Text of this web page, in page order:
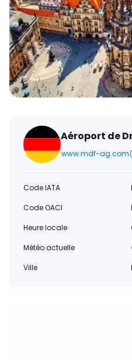
Aéroport de
www.mdf-ag.com
Code IATA
Code OACI
Heure locale
Météo actuelle
Ville